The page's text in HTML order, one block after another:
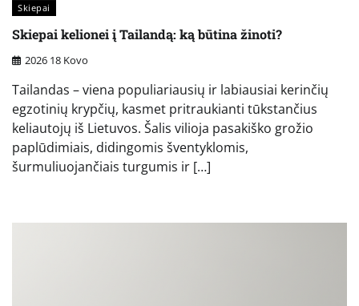
Skiepai
Skiepai kelionei į Tailandą: ką būtina žinoti?
2026 18 Kovo
Tailandas – viena populiariausių ir labiausiai kerinčių
egzotinių krypčių, kasmet pritraukianti tūkstančius
keliautojų iš Lietuvos. Šalis vilioja pasakiško grožio
paplūdimiais, didingomis šventyklomis,
šurmuliuojančiais turgumis ir […]